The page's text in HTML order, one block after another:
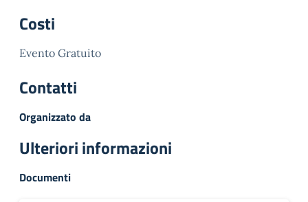
Costi
Evento Gratuito
Contatti
Organizzato da
Ulteriori informazioni
Documenti